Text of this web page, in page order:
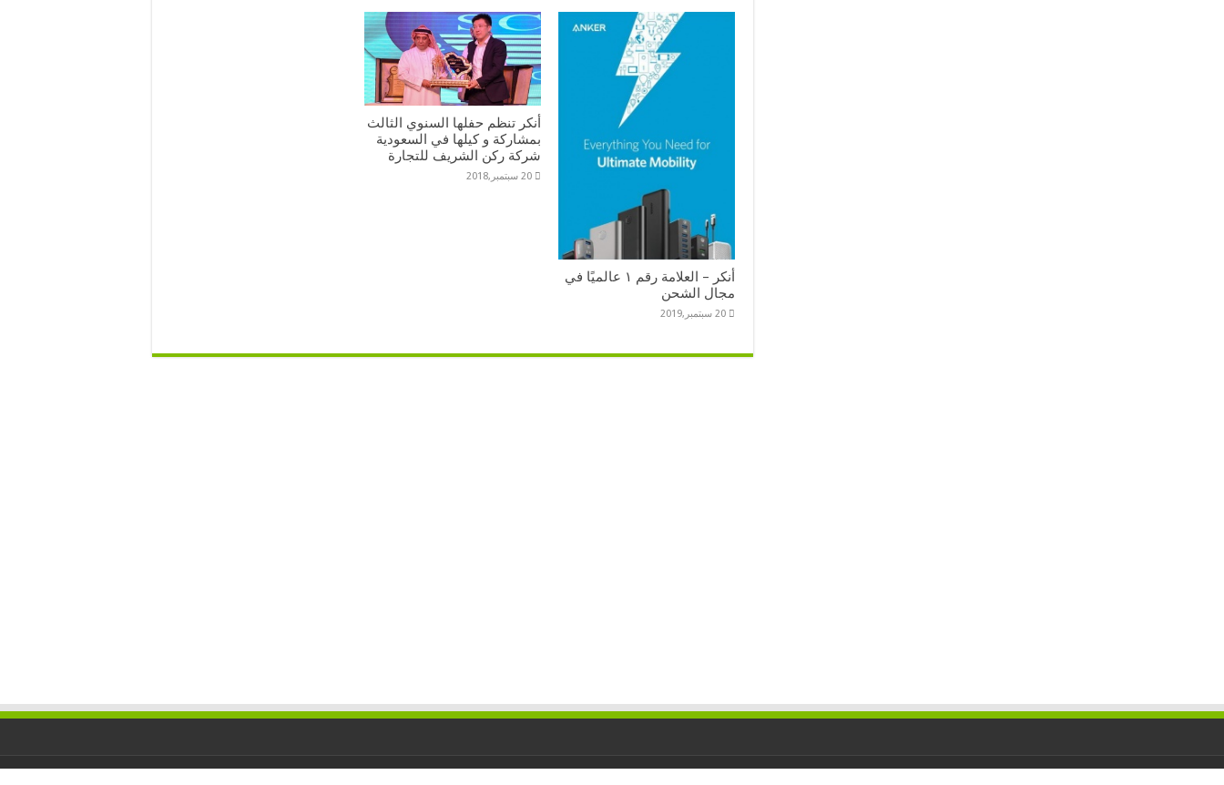
أنكر – العلامة رقم ١ عالميًا في
مجال الشحن
20 سبتمبر,2019
أنكر تنظم حفلها السنوي الثالث
بمشاركة و كيلها في السعودية
شركة ركن الشريف للتجارة
20 سبتمبر,2018